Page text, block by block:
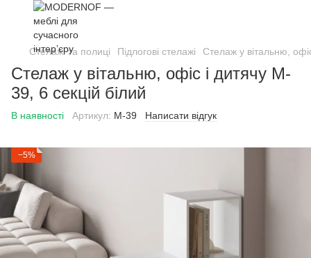
Стелажі та полиці Підлогові стелажі Стелаж у вітальню,
Стелаж у вітальню, офіс і дитячу M-
39, 6 секцій білий
В наявності Артикул: М-39 Написати відгук
−5%